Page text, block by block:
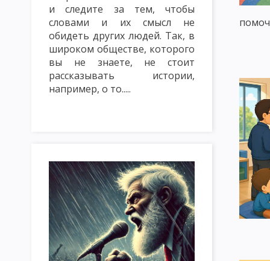
ТРАДИЦИОННЫЕ МЕТОДЫ ОБУЧЕНИЯ. СЛОВЕСНЫЕ МЕТОДЫ
МЕТОД ЛЕКЦИЯ МЕТОД БЕСЕДА МЕТОД ДИСКУССИЯ
НАГЛЯДНЫЕ МЕТОДЫ ОБУЧЕНИЯ: ПОКАЗ, ИЛЛЮСТРИРОВАНИЕ
ПРАКТИЧЕСКИЕ МЕТОДЫ ОБУЧЕНИЯ: ЛАБОРАТОРНЫЕ
МЕТОДЫ КОНТРОЛЯ И САМОКОНТРОЛЯ В ОБУЧЕНИИ.
ИМИТАЦИОННЫЕ МЕТОДЫ ОБУЧЕНИЯ. МЕТОД ИНСЦЕНИРОВКИ
ИМИТАЦИОННЫЕ НЕ ИГРОВЫЕ МЕТОДЫ ОБУЧЕНИЯ. АНАЛИЗ
МЕТОДИКА РЕШЕНИЯ СИТУАЦИОННЫХ ЗАДАЧ МЕТОД
МОЗГОВАЯ АТАКА (БРЕЙНСТОРМИНГ) МЕТОД КРУГЛОГО
ИНТЕЛЛЕКТУАЛЬНАЯ РАЗМИНКА, СОКРАТИЧНАЯ БЕСЕДА КАК
КЛАССИФИКАЦИЯ ФОРМ ОРГАНИЗАЦИИ ОБУЧЕНИЯ
и следите за тем, чтобы
словами и их смысл не
обидеть других людей. Так, в
широком обществе, которого
вы не знаете, не стоит
рассказывать истории,
например, о то.....